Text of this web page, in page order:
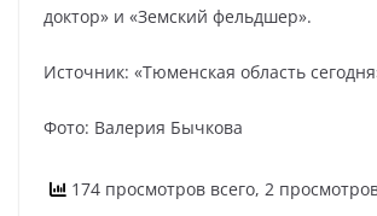
доктор» и «Земский фельдшер».
Источник: «Тюменская область
Фото: Валерия Бычкова
174 просмотров всего, 2